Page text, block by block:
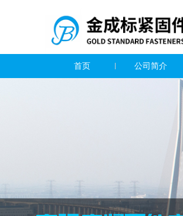
首页 公司简介